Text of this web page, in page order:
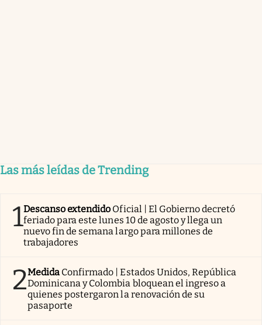
Las más leídas de Trending
1Descanso extendido Oficial | El Gobierno decretó
feriado para este lunes 10 de agosto y llega un
nuevo fin de semana largo para millones de
trabajadores
2Medida Confirmado | Estados Unidos, República
Dominicana y Colombia bloquean el ingreso a
quienes postergaron la renovación de su
pasaporte